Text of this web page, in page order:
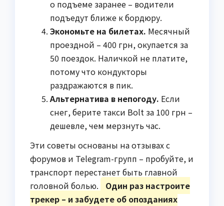
о подъеме заранее – водители
подъедут ближе к бордюру.
Экономьте на билетах. Месячный
проездной – 400 грн, окупается за
50 поездок. Наличкой не платите,
потому что кондукторы
раздражаются в пик.
Альтернатива в непогоду. Если
снег, берите такси Bolt за 100 грн –
дешевле, чем мерзнуть час.
Эти советы основаны на отзывах с
форумов и Telegram-групп – пробуйте, и
транспорт перестанет быть главной
головной болью.
Один раз настроите
трекер – и забудете об опозданиях